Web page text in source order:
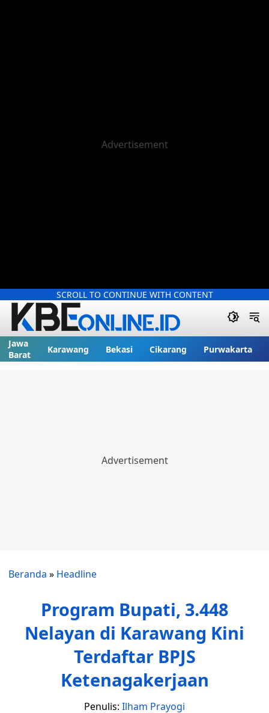
SCROLL TO CONTINUE WITH CONTENT
Jawa
Barat
Karawang Bekasi Cikarang Purwakarta
Beranda » Headline
Program Bupati, 3.448
Nelayan di Karawang Kini
Terdaftar BPJS
Ketenagakerjaan
Penulis: Ilham Prayogi